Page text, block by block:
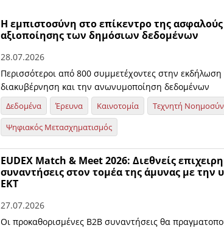
Η εμπιστοσύνη στο επίκεντρο της ασφαλούς
αξιοποίησης των δημόσιων δεδομένων
28.07.2026
Περισσότεροι από 800 συμμετέχοντες στην εκδήλωση
διακυβέρνηση και την ανωνυμοποίηση δεδομένων
Δεδομένα Έρευνα Καινοτομία
Τεχνητή
Ψηφιακός Μετασχηματισμός
EUDEX Match & Meet 2026: Διεθνείς
συναντήσεις στον τομέα της άμυνας με την
ΕΚΤ
27.07.2026
Οι προκαθορισμένες B2B συναντήσεις θα